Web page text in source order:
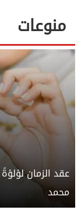
منوعات
عقد الزمان
محمد